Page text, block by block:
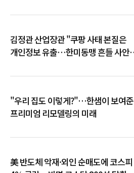
김정관 산업장관 "쿠팡 사태 본질은
개인정보 유출…한미동맹 흔들 사안
"우리 집도 이렇게?"…한샘이 보여준
프리미엄 리모델링의 미래
美 반도체 악재·외인 순매도에 코스피